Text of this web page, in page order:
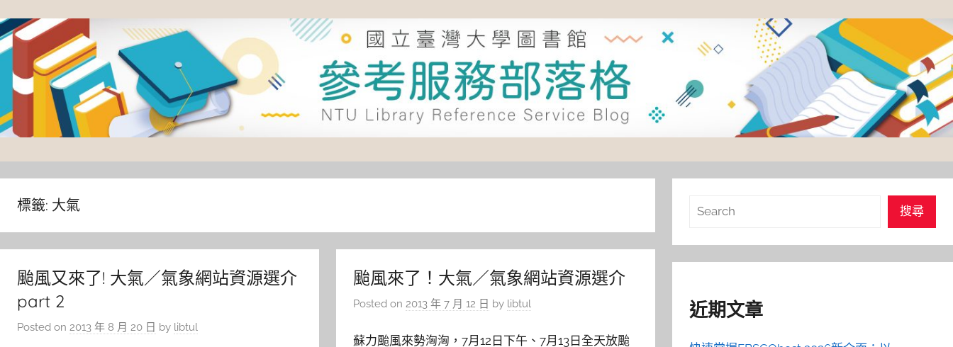
to
content
灣
圖
標籤: 大氣
颱風又來了! 大氣／氣象網站資源選介
part 2
Posted on 2013 年 8 月 20 日 by libtul
颱風來了！大氣／氣象網站資源選介
Posted on 2013 年 7 月 12 日 by libtul
蘇力颱風來勢洶洶，7月12日下午、7月13日全天放颱
搜
搜尋
近期文章